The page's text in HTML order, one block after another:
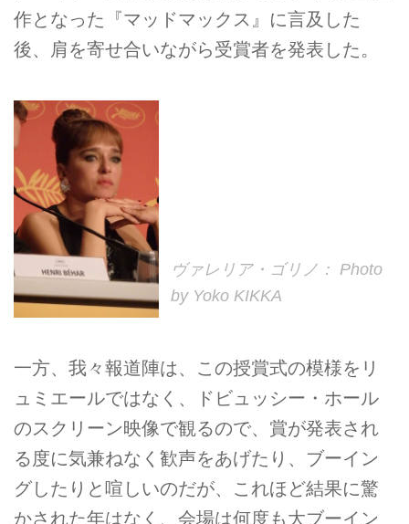
作となった『マッドマックス』に言及した
後、肩を寄せ合いながら受賞者を発表した。
ヴァレリア・ゴリノ： Photo
by Yoko KIKKA
一方、我々報道陣は、この授賞式の模様をリ
ュミエールではなく、ドビュッシー・ホール
のスクリーン映像で観るので、賞が発表され
る度に気兼ねなく歓声をあげたり、ブーイン
グしたりと喧しいのだが、これほど結果に驚
かされた年はなく、会場は何度も大ブーイン